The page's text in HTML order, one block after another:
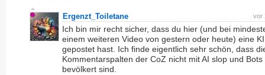
vor
Ergenzt_Toiletane
Ich bin mir recht sicher, dass du hier (und bei
einem weiteren Video von gestern oder heute) eine
gepostet hast. Ich finde eigentlich sehr schön, dass
Kommentarspalten der CoZ nicht mit AI slop und Bots
bevölkert sind.